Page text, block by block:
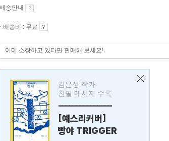
배송안내
배송비 : 무료
이미 소장하고 있다면 판매해 보세요!
김은성 작가
친필 메시지 수록
---------------
[예스리커버]
빵야 TRIGGER